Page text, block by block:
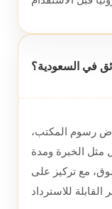
في السعودية؟
رسوم المكتب،
مثل الخبرة ومدة
مع تركيز على